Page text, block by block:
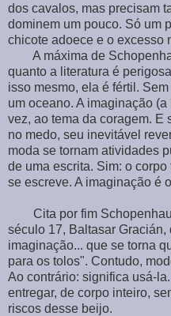
dos cavalos, mas precisam
dominem um pouco. Só um
chicote adoece e o excesso
A máxima de
quanto a literatura é
isso mesmo, ela é fértil.
um oceano. A imaginação
vez, ao tema da coragem. E
no medo, seu inevitável
moda se tornam atividades
de uma escrita. Sim: o
se escreve. A imaginação é
Cita por fim
século 17, Baltasar Gracián,
imaginação... que se torna
para os tolos". Contudo,
Ao contrário: significa usá-
entregar, de corpo inteiro,
riscos desse beijo.